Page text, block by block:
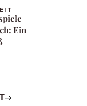
Ein